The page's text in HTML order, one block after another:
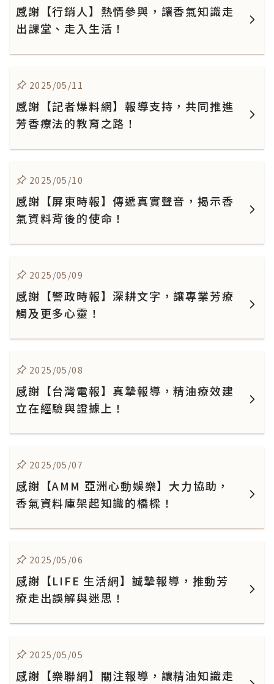
感謝【行銷人】熱情參與，讓香氣知識走
出課堂、走入生活！
2025/05/11
感謝【記者爆料網】報導支持，共同推進
芳香療法的教育之路！
2025/05/10
感謝【屏東時報】傳遞真實聲音，揭示香
氣資料背後的使命！
2025/05/09
感謝【警政時報】深耕文字，讓專業芳療
觸及更多心靈！
2025/05/08
感謝【台灣電報】真摯報導，精油療效建
立在經驗與證據上！
2025/05/07
感謝【AMM 亞洲心動娛樂】大力協助，
香氣資料庫架起知識的橋樑！
2025/05/06
感謝【LIFE 生活網】誠摯報導，推動芳
療走出誤解與迷思！
2025/05/05
感謝【樂聯網】關注報導，讓精油知識走